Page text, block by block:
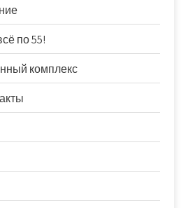
по 55!
комплекс